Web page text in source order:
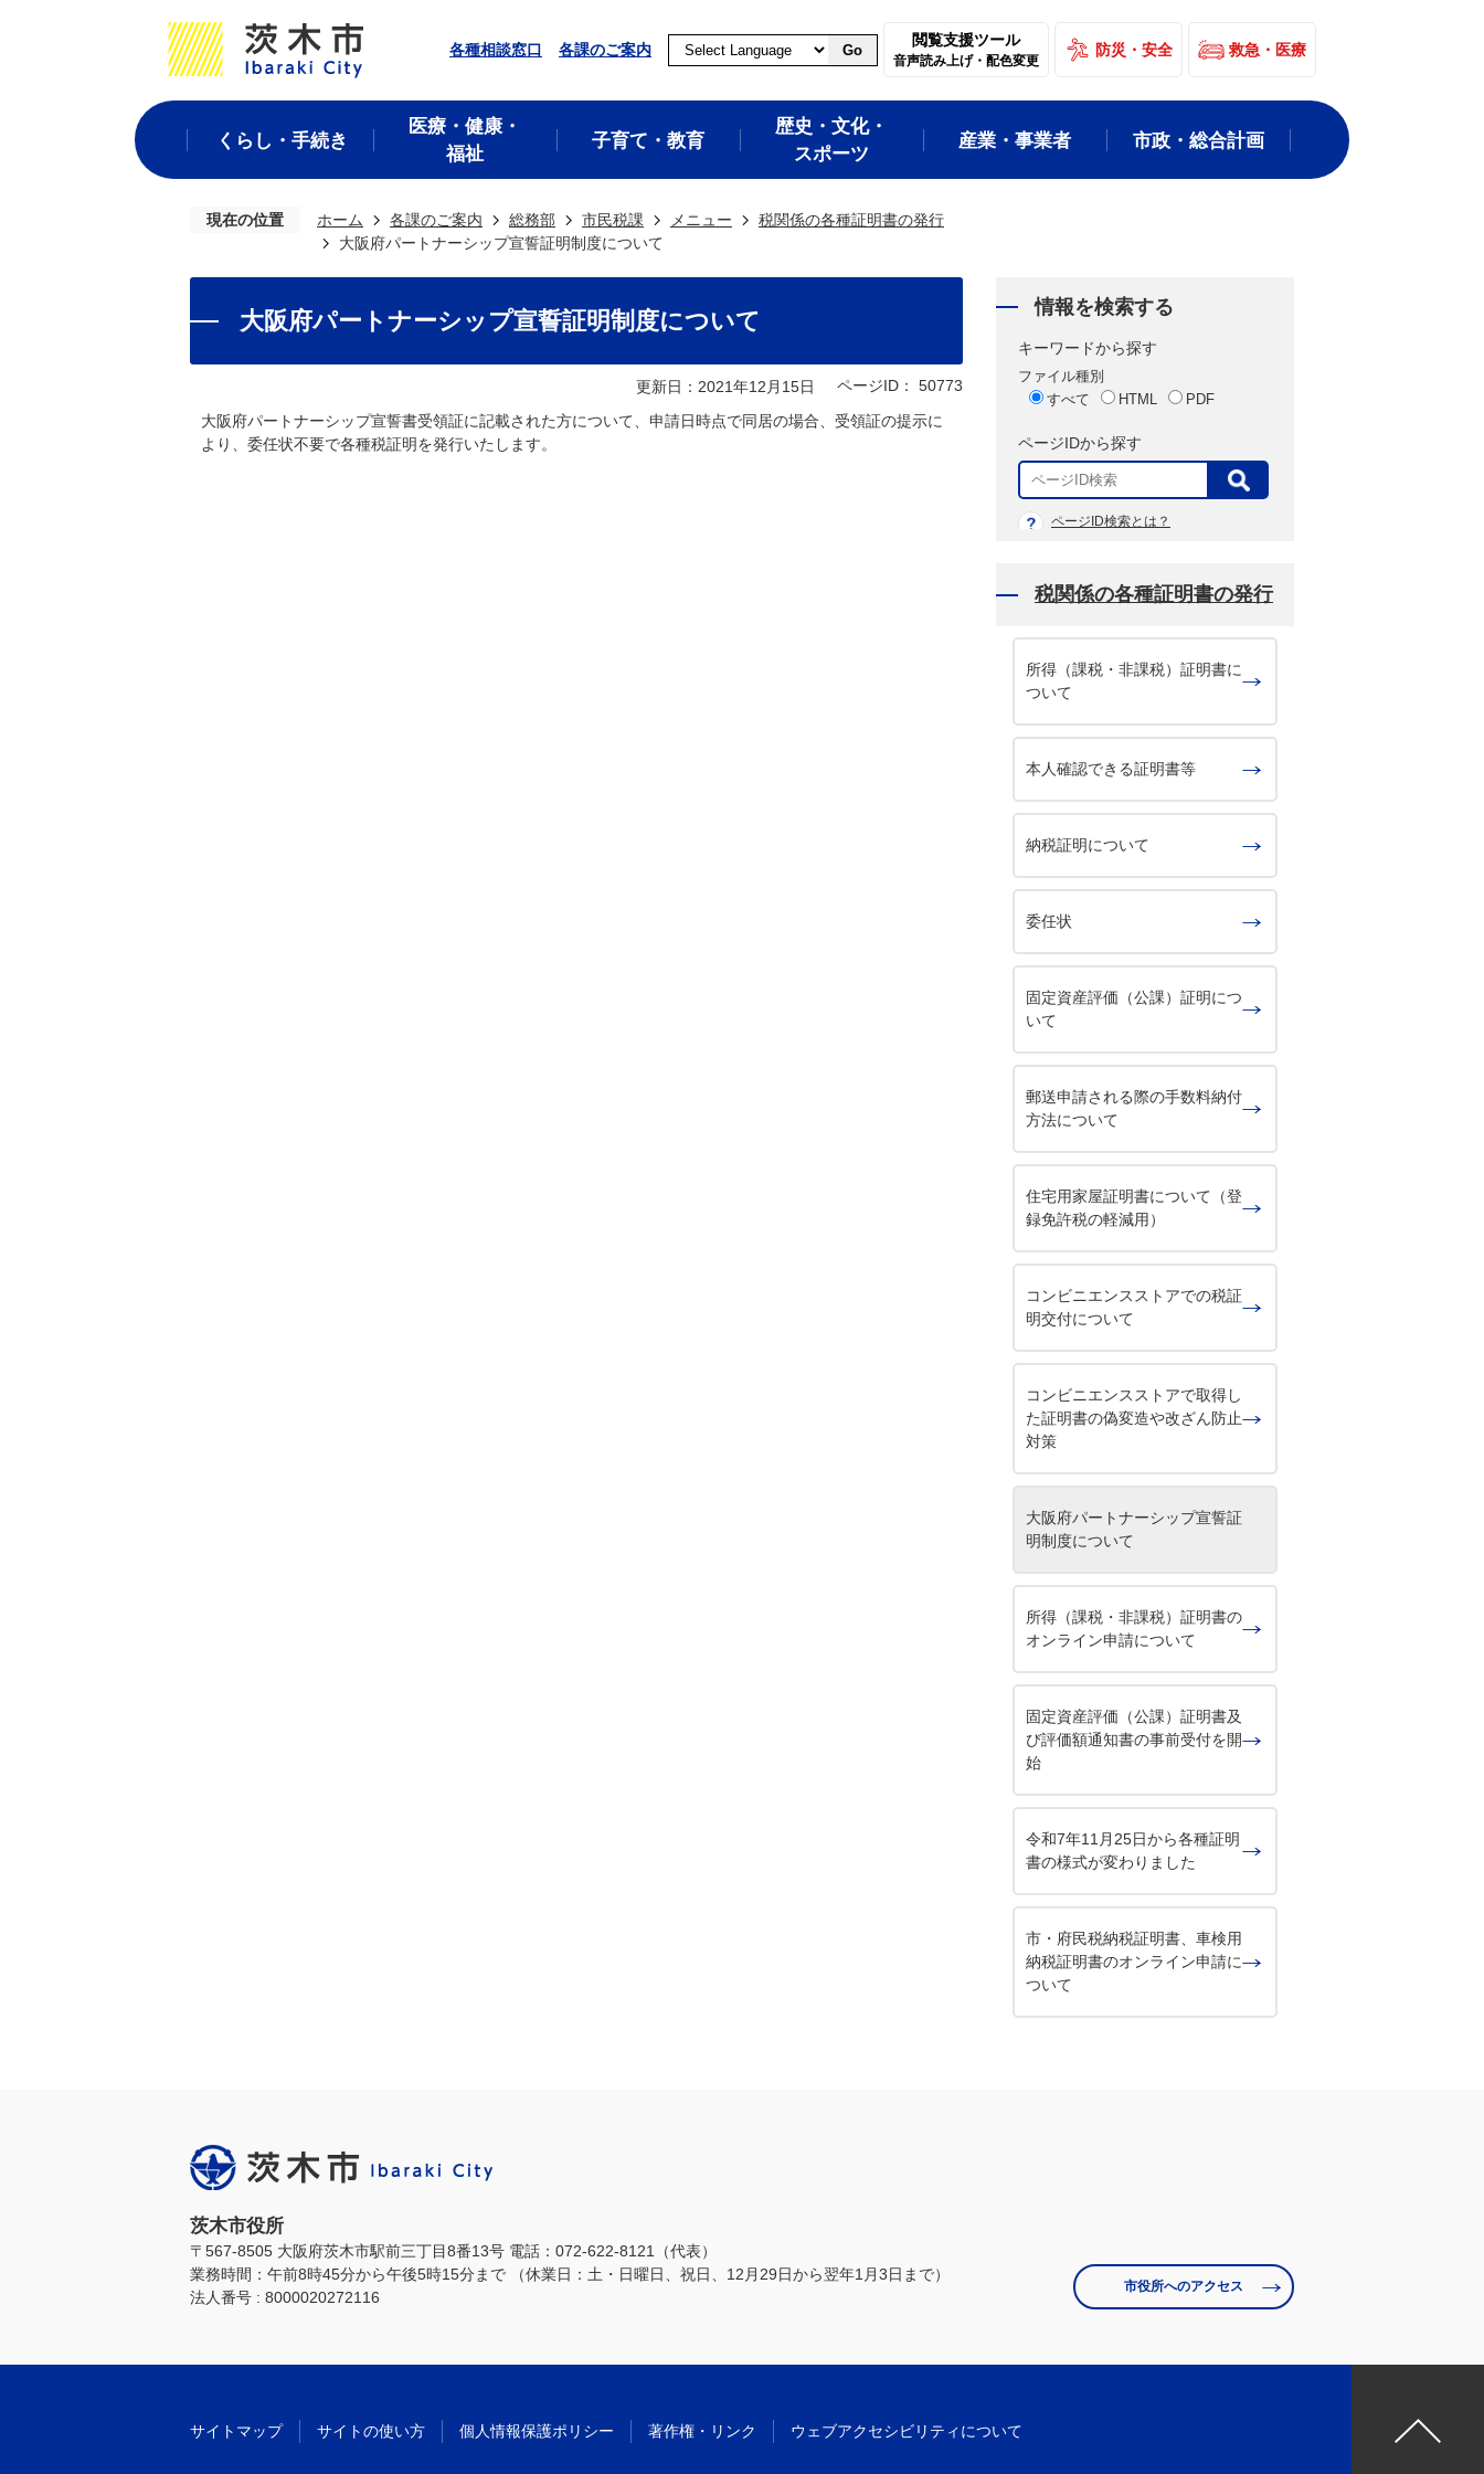
各種相談窓口 各課のご案内 Go
閲覧支援ツール
音声読み上げ・配色変更
防災・安全 救急・医療
くらし・手続き
医療・健康・
福祉
子育て・教育
歴史・文化・
スポーツ
産業・事業者 市政・総合計画
現在の位置 ホーム 各課のご案内 総務部 市民税課 メニュー
税関係の各種証明書の発行
大阪府パートナーシップ宣誓証明制度について
大阪府パートナーシップ宣誓証明制度について
更新日：2021年12月15日 ページID：
50773
大阪府パートナーシップ宣誓書受領証に記載された方について、申請日時点で同居の場合、受領証の提示に
より、委任状不要で各種税証明を発行いたします。
情報を検索する
キーワードから探す
ファイル種別
すべて
HTML PDF
ページIDから探す
表
ページID検索とは？
税関係の各種証明書の発行
所得（課税・非課税）証明書に
ついて
本人確認できる証明書等
納税証明について
委任状
固定資産評価（公課）証明につ
いて
郵送申請される際の手数料納付
方法について
住宅用家屋証明書について（登
録免許税の軽減用）
コンビニエンスストアでの税証
明交付について
コンビニエンスストアで取得し
た証明書の偽変造や改ざん防止
対策
大阪府パートナーシップ宣誓証
明制度について
所得（課税・非課税）証明書の
オンライン申請について
固定資産評価（公課）証明書及
び評価額通知書の事前受付を開
始
令和7年11月25日から各種証明
書の様式が変わりました
市・府民税納税証明書、車検用
納税証明書のオンライン申請に
ついて
茨木市役所
〒567-8505 大阪府茨木市駅前三丁目8番13号 電話：072-622-8121（代表）
業務時間：午前8時45分から午後5時15分まで
（休業日：土・日曜日、祝日、12月29日から翌年1月3日まで）
法人番号 : 8000020272116
市役所へのアクセス
サイトマップ サイトの使い方 個人情報保護ポリシー 著作権・リンク ウェブアクセシビリティについて